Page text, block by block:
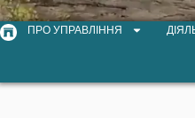
ПРО УПРАВЛІННЯ